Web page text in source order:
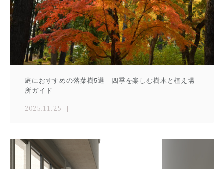
庭におすすめの落葉樹5選｜四季を楽しむ樹木と植え場
所ガイド
2025.11.25